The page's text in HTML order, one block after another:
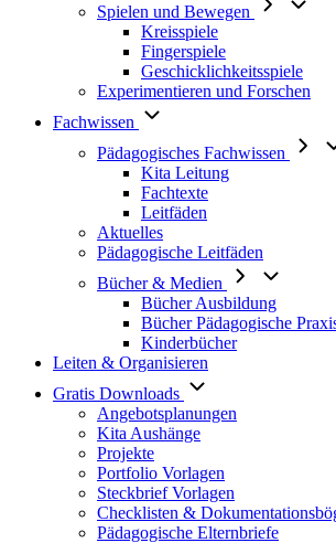
Spielen und Bewegen
Kreisspiele
Fingerspiele
Geschicklichkeitsspiele
Experimentieren und Forschen
Fachwissen
Pädagogisches Fachwissen
Kita Leitung
Fachtexte
Leitfäden
Aktuelles
Pädagogische Leitfäden
Bücher & Medien
Bücher Ausbildung
Bücher Pädagogische
Kinderbücher
Leiten & Organisieren
Gratis Downloads
Angebotsplanungen
Kita Aushänge
Projekte
Portfolio Vorlagen
Steckbrief Vorlagen
Checklisten &
Pädagogische Elternbriefe